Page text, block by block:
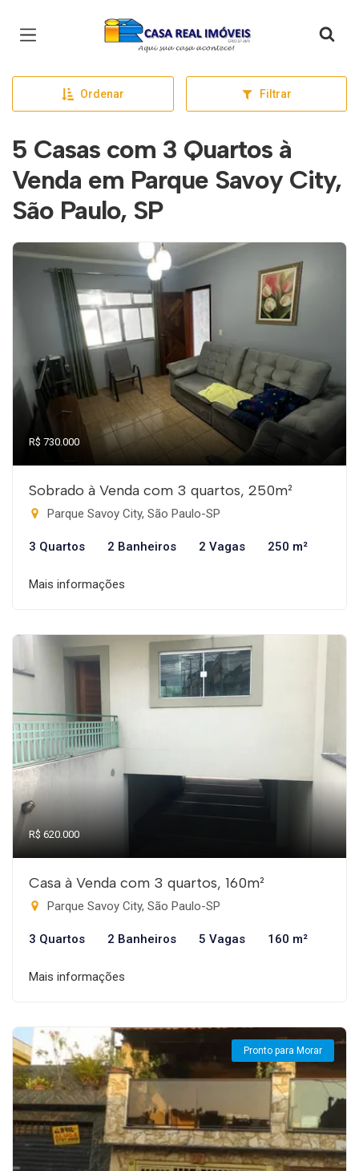
Página inicial
Ordenar Filtrar
5 Casas com 3 Quartos à
Venda em Parque Savoy City,
São Paulo, SP
R$ 730.000
Sobrado à Venda com 3 quartos, 250m²
Parque Savoy City, São Paulo-SP
3 Quartos 2 Banheiros 2 Vagas 250 m²
Mais informações
R$ 620.000
Casa à Venda com 3 quartos, 160m²
Parque Savoy City, São Paulo-SP
3 Quartos 2 Banheiros 5 Vagas 160 m²
Mais informações
Pronto para Morar